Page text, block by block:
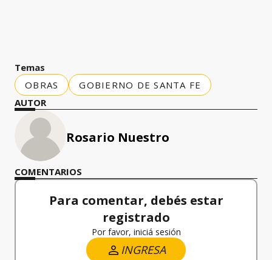
Temas
OBRAS
GOBIERNO DE SANTA FE
AUTOR
Rosario Nuestro
COMENTARIOS
Para comentar, debés estar
registrado
Por favor, iniciá sesión
INGRESA